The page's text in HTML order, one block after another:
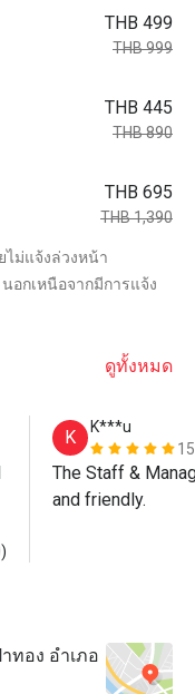
THB 499
THB 999
THB 445
THB 890
THB 695
THB 1,390
ไม่แจ้งล่วงหน้า
อกเหนือจากมีการแจ้ง
ดูทั้งหมด
K
K***u
The Staff &
and friendly.
ทอง อำเภอ